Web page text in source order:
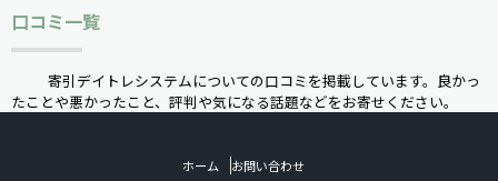
口コミ一覧
寄引デイトレシステムについての口コミを掲載しています。良かっ
たことや悪かったこと、評判や気になる話題などをお寄せください。
ホーム お問い合わせ